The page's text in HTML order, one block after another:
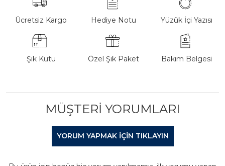
Ücretsiz Kargo Hediye Notu Yüzük İçi Yazısı
Şık Kutu Özel Şık Paket Bakım Belgesi
MÜŞTERI YORUMLARI
YORUM YAPMAK IÇIN TIKLAYIN